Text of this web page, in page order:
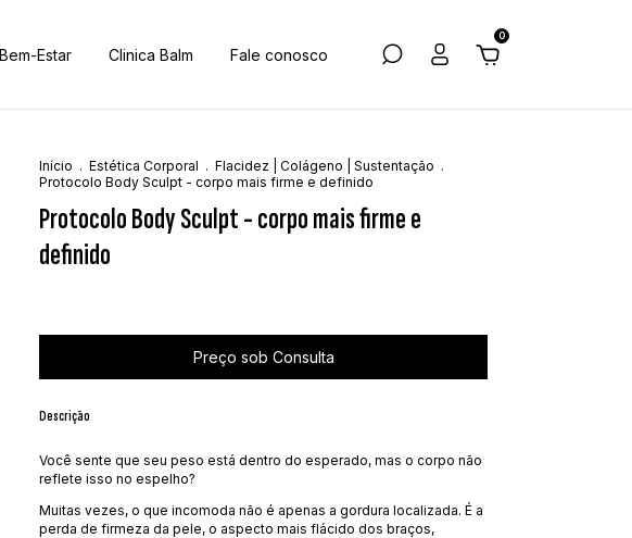
Estar Clinica Balm Fale conosco
0
Início . Estética Corporal . Flacidez | Colágeno | Sustentação .
Protocolo Body Sculpt - corpo mais firme e definido
Protocolo Body Sculpt - corpo mais firme e
definido
Descrição
Você sente que seu peso está dentro do esperado, mas o corpo não
reflete isso no espelho?
Muitas vezes, o que incomoda não é apenas a gordura localizada. É a
perda de firmeza da pele, o aspecto mais flácido dos braços,